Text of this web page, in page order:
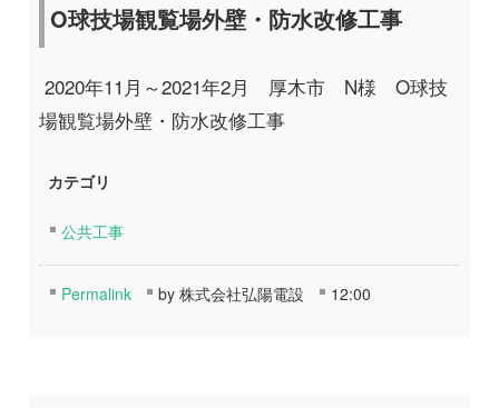
O球技場観覧場外壁・防水改修工事
2020年11月～2021年2月 厚木市 N様 O球技
場観覧場外壁・防水改修工事
カテゴリ
公共工事
Permalink by 株式会社弘陽電設 12:00